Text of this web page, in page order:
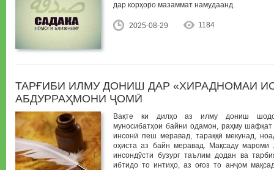
дар корҳоро мазаммат намудаанд.
2025-08-29 1184
ТАРҒИБИ ИЛМУ ДОНИШ ДАР «ХИРАДНОМАИ
АБДУРРАҲМОНИ ҶОМӢ
Вақте ки дилҳо аз илму дониш
муносибатҳои байни одамон, раҳму
инсонӣ пеш меравад, тараққӣ мекунад,
оҳиста аз байн меравад. Мақсаду мароми
инсондўсти бузург таълим додан ва
ибтидо то интиҳо, аз оғоз то анҷом